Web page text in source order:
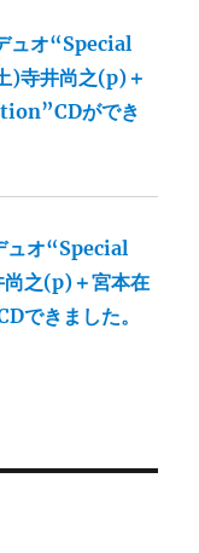
ュオ“Special
)寺井尚之(p)＋
ができ
ュオ“Special
之(p)＋宮本在
できました。